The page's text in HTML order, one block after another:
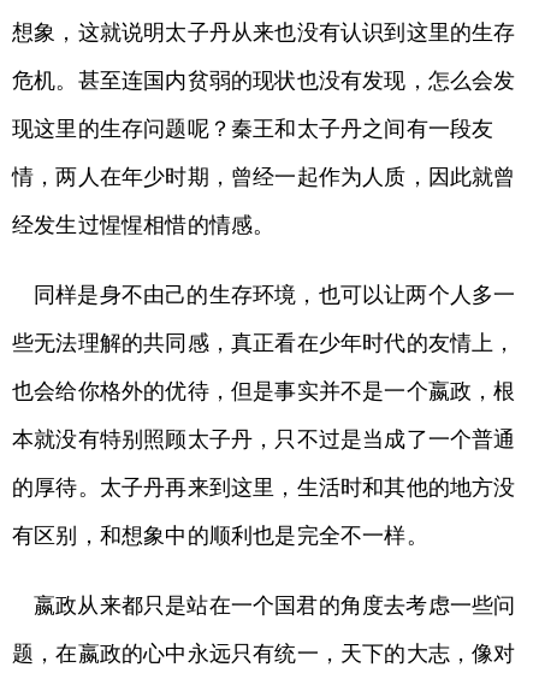
想象，这就说明太子丹从来也没有认识到这里的生存
危机。甚至连国内贫弱的现状也没有发现，怎么会发
现这里的生存问题呢？秦王和太子丹之间有一段友
情，两人在年少时期，曾经一起作为人质，因此就曾
经发生过惺惺相惜的情感。
同样是身不由己的生存环境，也可以让两个人多一
些无法理解的共同感，真正看在少年时代的友情上，
也会给你格外的优待，但是事实并不是一个嬴政，根
本就没有特别照顾太子丹，只不过是当成了一个普通
的厚待。太子丹再来到这里，生活时和其他的地方没
有区别，和想象中的顺利也是完全不一样。
嬴政从来都只是站在一个国君的角度去考虑一些问
题，在嬴政的心中永远只有统一，天下的大志，像对